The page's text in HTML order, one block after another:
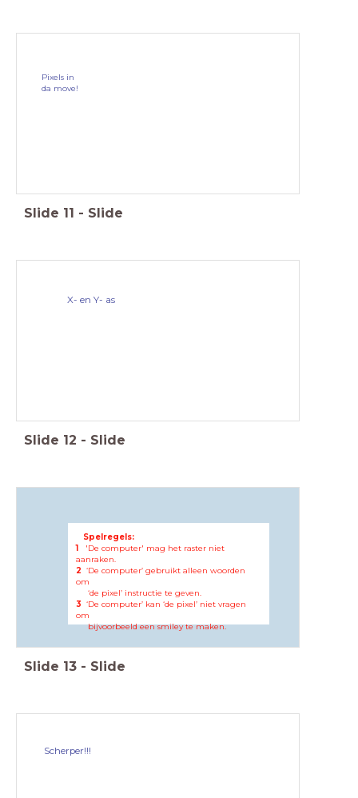
Pixels in
da move!
Slide 11 - Slide
X- en Y- as
Slide 12 - Slide
Spelregels:
1
'De computer' mag het raster niet
aanraken.
2 ‘De computer’ gebruikt alleen woorden
om
‘de pixel’ instructie te geven.
3 ‘De computer’ kan ‘de pixel’ niet vragen
om
bijvoorbeeld een ​​smiley te maken.
Slide 13 - Slide
Scherper!!!